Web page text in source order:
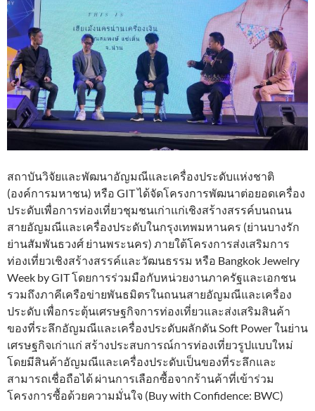
สถาบันวิจัยและพัฒนาอัญมณีและเครื่องประดับแห่งชาติ
(องค์การมหาชน) หรือ GIT ได้จัดโครงการพัฒนาต่อยอดเครื่อง
ประดับเพื่อการท่องเที่ยวชุมชนเก่าแก่เชิงสร้างสรรค์บนถนน
สายอัญมณีและเครื่องประดับในกรุงเทพมหานคร (ย่านบางรัก
ย่านสัมพันธวงศ์ ย่านพระนคร) ภายใต้โครงการส่งเสริมการ
ท่องเที่ยวเชิงสร้างสรรค์และวัฒนธรรม หรือ Bangkok Jewelry
Week by GIT โดยการร่วมมือกับหน่วยงานภาครัฐและเอกชน
รวมถึงภาคีเครือข่ายพันธมิตรในถนนสายอัญมณีและเครื่อง
ประดับ เพื่อกระตุ้นเศรษฐกิจการท่องเที่ยวและส่งเสริมสินค้า
ของที่ระลึกอัญมณีและเครื่องประดับผลักดัน Soft Power ในย่าน
เศรษฐกิจเก่าแก่ สร้างประสบการณ์การท่องเที่ยวรูปแบบใหม่
โดยมีสินค้าอัญมณีและเครื่องประดับเป็นของที่ระลึกและ
สามารถเชื่อถือได้ ผ่านการเลือกซื้อจากร้านค้าที่เข้าร่วม
โครงการซื้อด้วยความมั่นใจ (Buy with Confidence: BWC)